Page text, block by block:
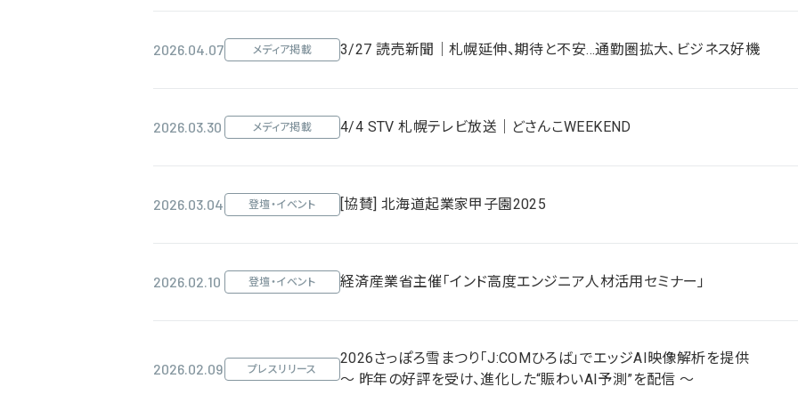
2026.04.07 メディア掲載 3/27 読売新聞｜札幌延伸、期待と不安…通勤圏拡大、ビジネス好機
2026.03.30 メディア掲載 4/4 STV 札幌テレビ放送｜どさんこWEEKEND
2026.03.04 登壇・イベント [協賛] 北海道起業家甲子園2025
2026.02.10 登壇・イベント 経済産業省主催「インド高度エンジニア人材活用セミナー」
2026.02.09 プレスリリース
2026さっぽろ雪まつり「J:COMひろば」でエッジAI映像解析を提供
～ 昨年の好評を受け、進化した“賑わいAI予測”を配信 ～